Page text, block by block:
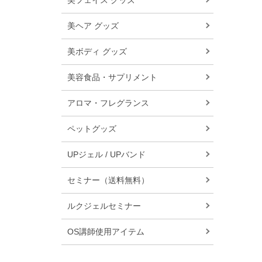
美ヘア グッズ
美ボディ グッズ
美容食品・サプリメント
アロマ・フレグランス
ペットグッズ
UPジェル / UPバンド
セミナー（送料無料）
ルクジェルセミナー
OS講師使用アイテム